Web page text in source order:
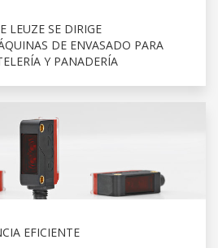
LEUZE SE DIRIGE
DE ENVASADO PARA
Y PANADERÍA
EFICIENTE